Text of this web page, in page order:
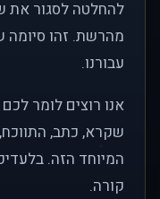
להחלטה לסגור את
מהרשת. זהו סיומה
עבורנו.
אנו רוצים לומר לכם
שקרא, כתב,
המיוחד הזה.
קורה.